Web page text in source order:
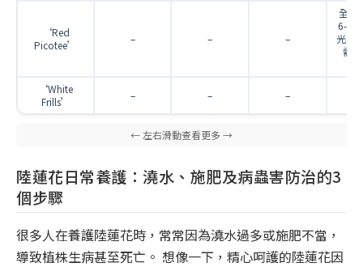
‘Red
Picotee’
– – –
全日
6-8
光，
需
‘White
Frills’
– – –
陸蓮花日常養護：澆水、施肥及病蟲害防治的3
個步驟
很多人在養護陸蓮花時，常常因為澆水過多或施肥不當，
導致植株生病甚至死亡。 想像一下，精心呵護的陸蓮花因